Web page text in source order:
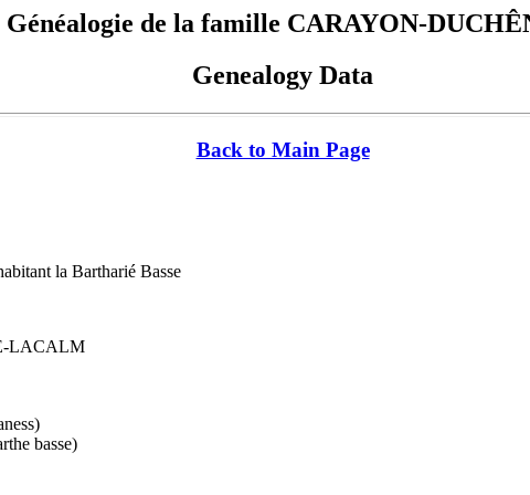
Généalogie de la famille CARAYON-
Genealogy Data
Back to Main Page
la Bartharié Basse
LACALM
basse)